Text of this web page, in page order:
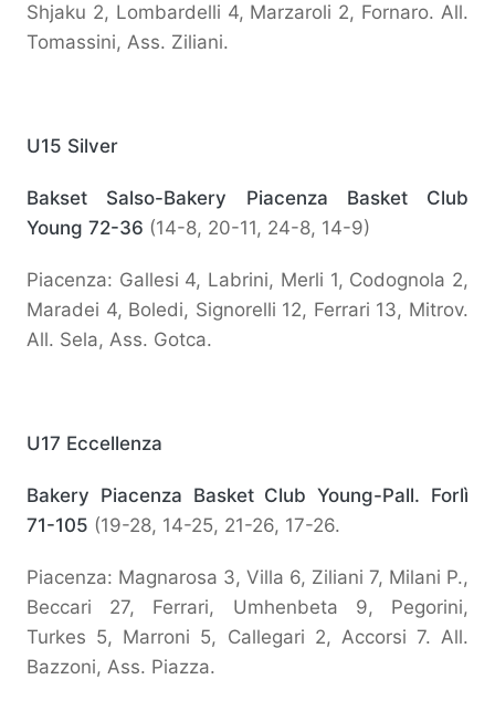
Shjaku 2, Lombardelli 4, Marzaroli 2, Fornaro. All.
Tomassini, Ass. Ziliani.
U15 Silver
Bakset Salso-Bakery Piacenza Basket Club
Young 72-36 (14-8, 20-11, 24-8, 14-9)
Piacenza: Gallesi 4, Labrini, Merli 1, Codognola 2,
Maradei 4, Boledi, Signorelli 12, Ferrari 13, Mitrov.
All. Sela, Ass. Gotca.
U17 Eccellenza
Bakery Piacenza Basket Club Young-Pall. Forlì
71-105 (19-28, 14-25, 21-26, 17-26.
Piacenza: Magnarosa 3, Villa 6, Ziliani 7, Milani P.,
Beccari 27, Ferrari, Umhenbeta 9, Pegorini,
Turkes 5, Marroni 5, Callegari 2, Accorsi 7. All.
Bazzoni, Ass. Piazza.